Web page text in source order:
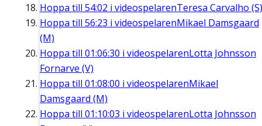
Hoppa till 54:02 i videospelarenTeresa Carvalho (S)
Hoppa till 56:23 i videospelarenMikael Damsgaard
(M)
Hoppa till 01:06:30 i videospelarenLotta Johnsson
Fornarve (V)
Hoppa till 01:08:00 i videospelarenMikael
Damsgaard (M)
Hoppa till 01:10:03 i videospelarenLotta Johnsson